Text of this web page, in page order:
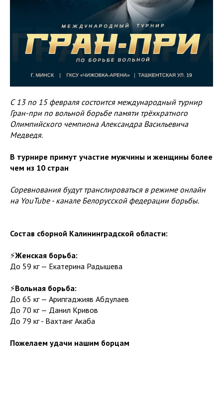
С 13 по 15 февраля состоится международный турнир
Гран-при по вольной борьбе памяти трёхкратного
Олимпийского чемпиона Александра Васильевича
Медведя.
В турнире примут участие мужчины и женщины более
чем из 10 стран
Соревнования будут транслироваться в режиме онлайн
на YouTube - канале Белорусской федерации борьбы.
Состав сборной Калининградской области:
⚡️Женская борьба:
До 59 кг — Екатерина Радышева
⚡️Вольная борьба:
До 65 кг — Арипгаджияв Абдулаев
До 70 кг — Данил Кривов
До 79 кг - Вахтанг Акаба
Пожелаем удачи нашим борцам